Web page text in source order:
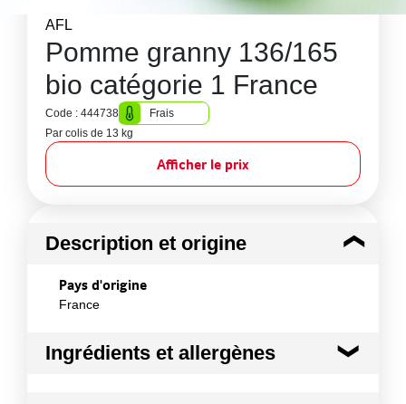
AFL
Pomme granny 136/165
bio catégorie 1 France
Code : 444738
Frais
Par colis de 13 kg
Afficher le prix
Description et origine
Pays d'origine
France
Ingrédients et allergènes